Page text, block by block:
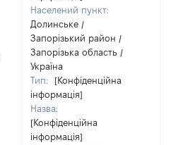
Населений пункт:
Долинське /
Запорізький район /
Запорізька область /
Україна
Тип:
[Конфіденційна
інформація]
Назва:
[Конфіденційна
інформація]